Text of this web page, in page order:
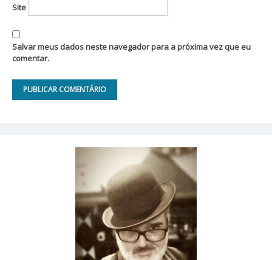
Site
Salvar meus dados neste navegador para a próxima vez que eu
comentar.